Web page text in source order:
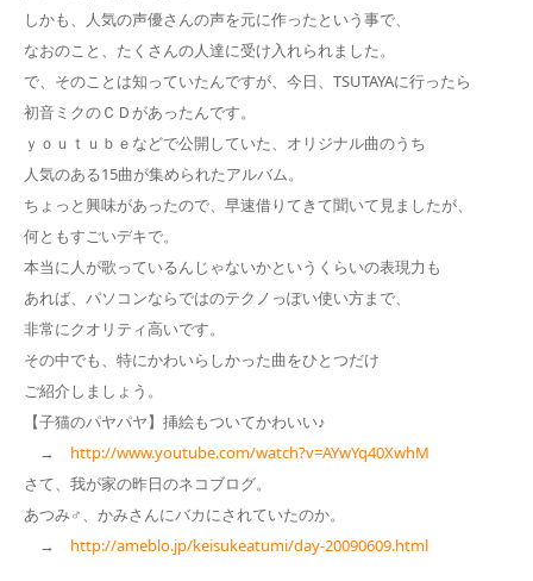
しかも、人気の声優さんの声を元に作ったという事で、
なおのこと、たくさんの人達に受け入れられました。
で、そのことは知っていたんですが、今日、TSUTAYAに行ったら
初音ミクのＣＤがあったんです。
ｙｏｕｔｕｂｅなどで公開していた、オリジナル曲のうち
人気のある15曲が集められたアルバム。
ちょっと興味があったので、早速借りてきて聞いて見ましたが、
何ともすごいデキで。
本当に人が歌っているんじゃないかというくらいの表現力も
あれば、パソコンならではのテクノっぽい使い方まで、
非常にクオリティ高いです。
その中でも、特にかわいらしかった曲をひとつだけ
ご紹介しましょう。
【子猫のパヤパヤ】挿絵もついてかわいい♪
→ http://www.youtube.com/watch?v=AYwYq40XwhM
さて、我が家の昨日のネコブログ。
あつみ♂、かみさんにバカにされていたのか。
→ http://ameblo.jp/keisukeatumi/day-20090609.html